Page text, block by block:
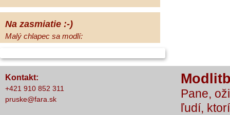
Na zasmiatie :-)
Malý chlapec sa modlí:
mamičku a prosím aj za Teba, Pane Bože,
nič nestalo, lebo čo by sme si bez Teba
počali?
Kontakt:
+421 910 852 311
pruske@fara.sk
Pane,
ľudí,